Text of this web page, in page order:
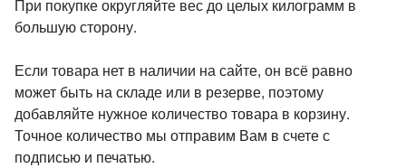
При покупке округляйте вес до целых килограмм в
большую сторону.
Если товара нет в наличии на сайте, он всё равно
может быть на складе или в резерве, поэтому
добавляйте нужное количество товара в корзину.
Точное количество мы отправим Вам в счете с
подписью и печатью.